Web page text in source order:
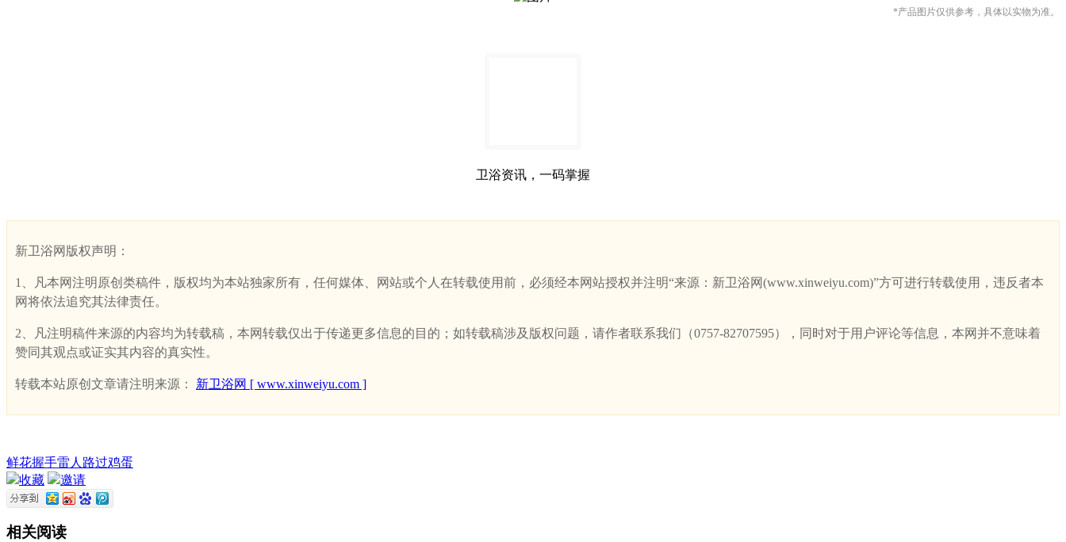
*产品图片仅供参考，具体以实物为准。
卫浴资讯，一码掌握
新卫浴网版权声明：
1、凡本网注明原创类稿件，版权均为本站独家所有，任何媒体、网站或个人在转载使用前，必须经本网站授权并注明“来源：新卫浴网(www.xinweiyu.com)”方可进行转载使用，违反者本
网将依法追究其法律责任。
2、凡注明稿件来源的内容均为转载稿，本网转载仅出于传递更多信息的目的；如转载稿涉及版权问题，请作者联系我们（0757-82707595），同时对于用户评论等信息，本网并不意味着
赞同其观点或证实其内容的真实性。
转载本站原创文章请注明来源： 新卫浴网 [ www.xinweiyu.com ]
鲜花握手雷人 路过鸡蛋
收藏
邀请
相关阅读